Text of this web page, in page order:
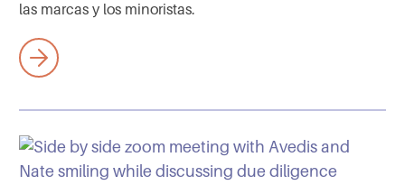
las marcas y los minoristas.